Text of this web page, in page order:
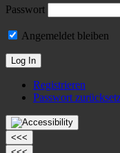
Passwort
Angemeldet bleiben
Registrieren
Passwort
<<<